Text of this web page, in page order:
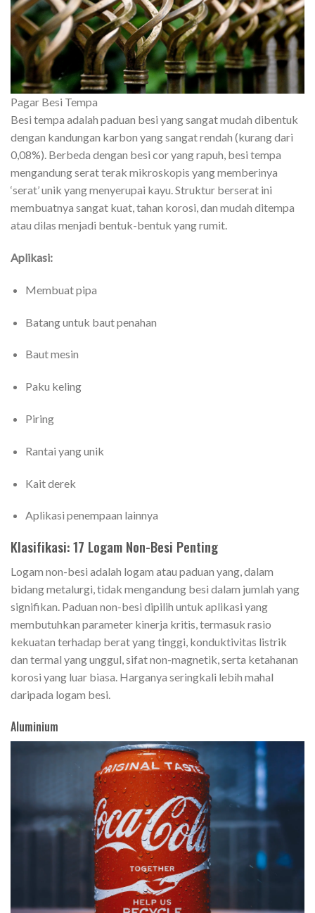
Pagar Besi Tempa
Besi tempa adalah paduan besi yang sangat mudah dibentuk
dengan kandungan karbon yang sangat rendah (kurang dari
0,08%). Berbeda dengan besi cor yang rapuh, besi tempa
mengandung serat terak mikroskopis yang memberinya
‘serat’ unik yang menyerupai kayu. Struktur berserat ini
membuatnya sangat kuat, tahan korosi, dan mudah ditempa
atau dilas menjadi bentuk-bentuk yang rumit.
Aplikasi:
Membuat pipa
Batang untuk baut penahan
Baut mesin
Paku keling
Piring
Rantai yang unik
Kait derek
Aplikasi penempaan lainnya
Klasifikasi: 17 Logam Non-Besi Penting
Logam non-besi adalah logam atau paduan yang, dalam
bidang metalurgi, tidak mengandung besi dalam jumlah yang
signifikan. Paduan non-besi dipilih untuk aplikasi yang
membutuhkan parameter kinerja kritis, termasuk rasio
kekuatan terhadap berat yang tinggi, konduktivitas listrik
dan termal yang unggul, sifat non-magnetik, serta ketahanan
korosi yang luar biasa. Harganya seringkali lebih mahal
daripada logam besi.
Aluminium